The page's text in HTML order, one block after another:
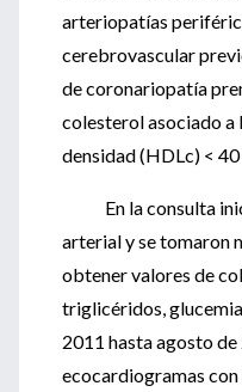
arteriopatías
cerebrovascular
de coronariopatía
colesterol asociado
densidad (HDLc) <
En la consulta
arterial y se tomaron
obtener valores de
triglicéridos,
2011 hasta agosto
ecocardiogramas con